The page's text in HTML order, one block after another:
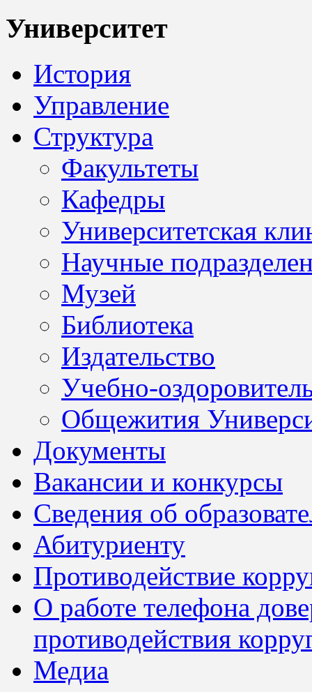
Университет
История
Управление
Структура
Факультеты
Кафедры
Университетская
Научные
Музей
Библиотека
Издательство
Учебно-
Общежития
Документы
Вакансии и конкурсы
Сведения об
Абитуриенту
Противодействие
О работе телефона
противодействия
Медиа